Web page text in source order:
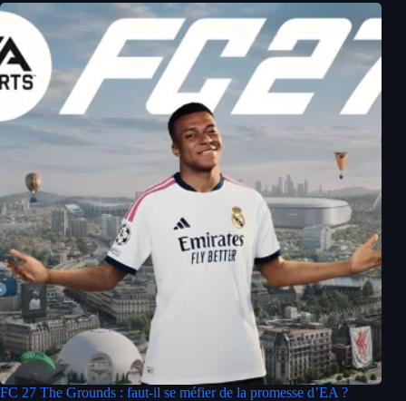
FC 27 The Grounds : faut-il se méfier de la promesse d’EA ?